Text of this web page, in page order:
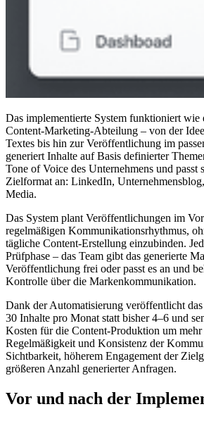
Das implementierte System funktioniert wie
Content-Marketing-Abteilung – von der
Textes bis hin zur Veröffentlichung im
generiert Inhalte auf Basis definierter
Tone of Voice des Unternehmens und passt
Zielformat an: LinkedIn,
Media.
Das System plant Veröffentlichungen im
regelmäßigen Kommunikationsrhythmus,
tägliche Content-Erstellung einzubinden.
Prüfphase – das Team gibt das generierte
Veröffentlichung frei oder passt es an und
Kontrolle über die Markenkommunikation.
Dank der Automatisierung veröffentlicht
30 Inhalte pro Monat statt bisher 4–6 und
Kosten für die Content-Produktion um
Regelmäßigkeit und Konsistenz der
Sichtbarkeit, höherem Engagement der
größeren Anzahl generierter Anfragen.
Vor und nach der